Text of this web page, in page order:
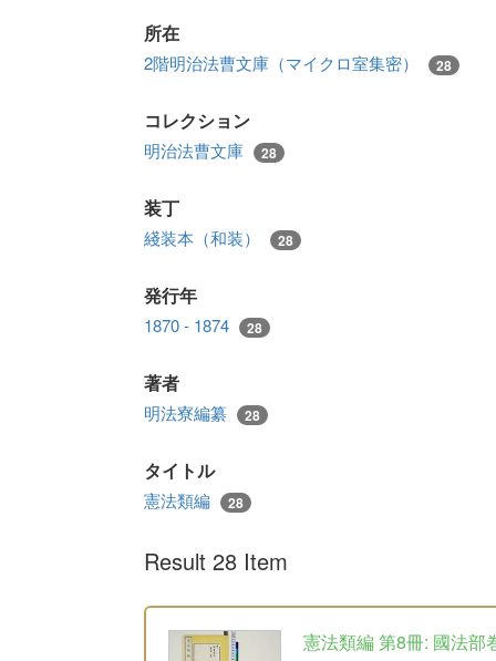
所在
2階明治法曹文庫（マイクロ室集密） 28
コレクション
明治法曹文庫 28
装丁
綫装本（和装） 28
発行年
1870 - 1874 28
著者
明法寮編纂 28
タイトル
憲法類編 28
Result 28 Item
憲法類編 第8冊: 國法部